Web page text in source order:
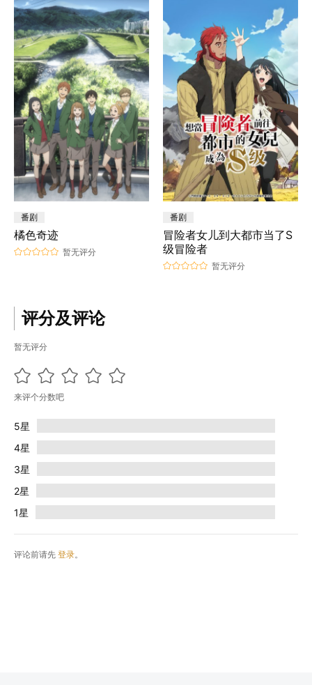
番剧
橘色奇迹
暂无评分
番剧
冒险者女儿到大都市当了S
级冒险者
暂无评分
评分及评论
暂无评分
来评个分数吧
5星
4星
3星
2星
1星
评论前请先 登录。